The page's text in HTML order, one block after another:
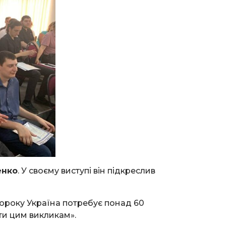
. У своєму виступі він підкреслив
Україна потребує понад 60
цим викликам».